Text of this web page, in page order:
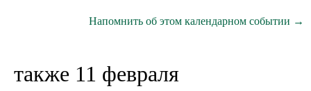
Напомнить об этом календарном событии →
также 11 февраля